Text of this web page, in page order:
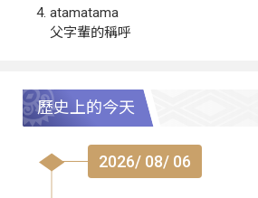
atamatama
父字輩的稱呼
歷史上的今天
2026/ 08/ 06